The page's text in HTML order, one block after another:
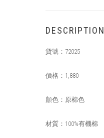
DESCRIPTION
貨號： 72025
價格： 1,880
顏色：原棉色
材質： 100%有機棉